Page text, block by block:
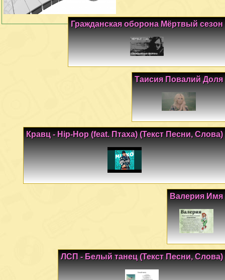
Гражданская оборона Мёртвый сезон
Таисия Повалий Доля
Кравц - Hip-Hop (feat. Птаха) (Текст Песни, Слова)
Валерия Имя
ЛСП - Белый танец (Текст Песни, Слова)